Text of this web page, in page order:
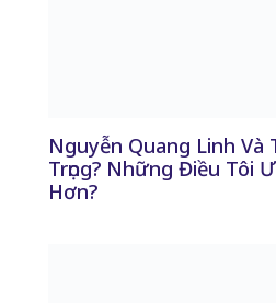
Nguyễn Quang Linh Và
Trọng? Những Điều Tôi
Hơn?